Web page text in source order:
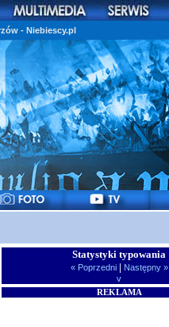
- Niebiescy.pl
Statystyki typowania
« Poprzedni | Następny »
v
REKLAMA